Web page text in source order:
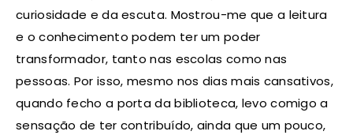
curiosidade e da escuta. Mostrou-me que a leitura
e o conhecimento podem ter um poder
transformador, tanto nas escolas como nas
pessoas. Por isso, mesmo nos dias mais cansativos,
quando fecho a porta da biblioteca, levo comigo a
sensação de ter contribuído, ainda que um pouco,